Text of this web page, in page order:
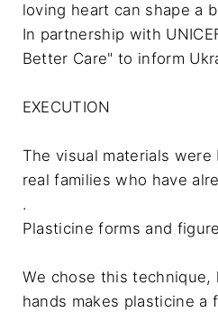
loving heart can shape a
In partnership with
Better Care" to inform
EXECUTION
The visual materials
real families who have
.
Plasticine forms and
We chose this
hands makes plasticine